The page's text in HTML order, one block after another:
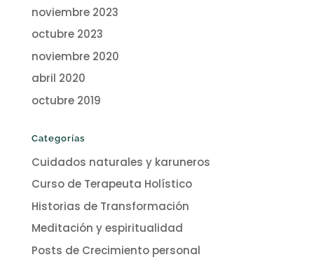
noviembre 2023
octubre 2023
noviembre 2020
abril 2020
octubre 2019
Categorías
Cuidados naturales y karuneros
Curso de Terapeuta Holístico
Historias de Transformación
Meditación y espiritualidad
Posts de Crecimiento personal